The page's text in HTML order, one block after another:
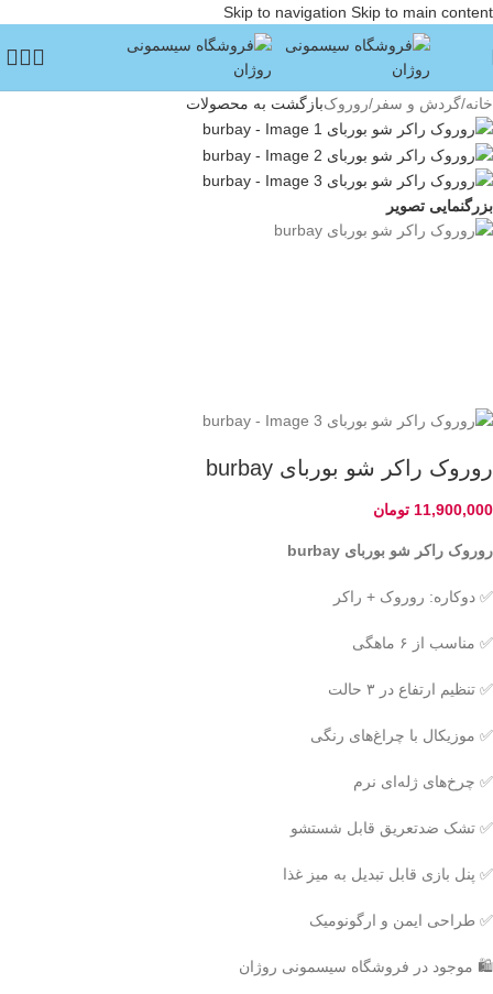
Skip to navigation Skip to main content
خانه/گردش و سفر /روروکبازگشت به محصولات
بزرگنمایی تصویر
روروک راکر شو بوربای burbay
11,900,000 تومان
روروک راکر شو بوربای burbay
✅ دوکاره: روروک + راکر
✅ مناسب از ۶ ماهگی
✅ تنظیم ارتفاع در ۳ حالت
✅ موزیکال با چراغ‌های رنگی
✅ چرخ‌های ژله‌ای نرم
✅ تشک ضدتعریق قابل شستشو
✅ پنل بازی قابل تبدیل به میز غذا
✅ طراحی ایمن و ارگونومیک
🛍 موجود در فروشگاه سیسمونی روژان